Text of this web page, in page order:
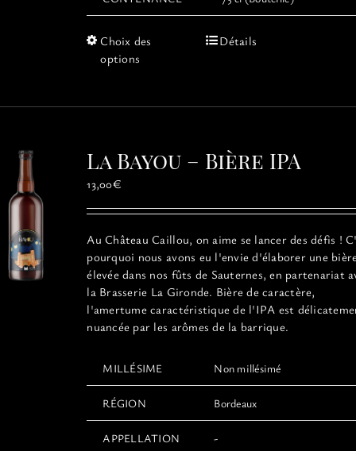
Choix des
options
Ce
variations.
peuvent
sur
page
du
produit
Détails
La Bayou – Bière IPA
13,00€
Au Château Caillou, on aime se lancer des défis !
pourquoi nous avons eu l'envie d'élaborer une
élevée dans nos fûts de Sauternes, en partenariat
la Brasserie La Gironde. Bière de caractère,
l'amertume caractéristique de l'IPA est
nuancée par les arômes de la barrique.
MILLÉSIME Non millésimé
RÉGION Bordeaux
APPELLATION -